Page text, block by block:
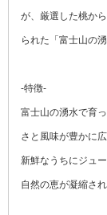
が、厳選した桃か
られた「富士山の
-特徴-
富士山の湧水で育
さと風味が豊かに広
新鮮なうちにジュ
自然の恵が凝縮さ